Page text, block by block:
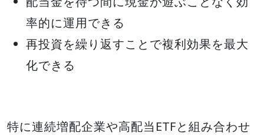
率的に運用できる
再投資を繰り返すことで複利効果を最大
化できる
特に連続増配企業や高配当ETFと組み合わせ